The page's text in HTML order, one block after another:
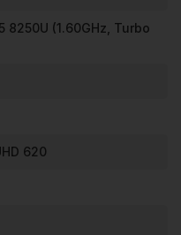
8250U (1.60GHz, Turbo
620